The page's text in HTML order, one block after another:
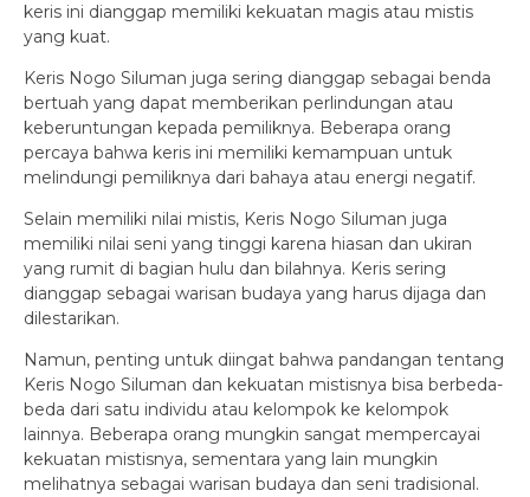
keris ini dianggap memiliki kekuatan magis atau mistis
yang kuat.
Keris Nogo Siluman juga sering dianggap sebagai benda
bertuah yang dapat memberikan perlindungan atau
keberuntungan kepada pemiliknya. Beberapa orang
percaya bahwa keris ini memiliki kemampuan untuk
melindungi pemiliknya dari bahaya atau energi negatif.
Selain memiliki nilai mistis, Keris Nogo Siluman juga
memiliki nilai seni yang tinggi karena hiasan dan ukiran
yang rumit di bagian hulu dan bilahnya. Keris sering
dianggap sebagai warisan budaya yang harus dijaga dan
dilestarikan.
Namun, penting untuk diingat bahwa pandangan tentang
Keris Nogo Siluman dan kekuatan mistisnya bisa berbeda-
beda dari satu individu atau kelompok ke kelompok
lainnya. Beberapa orang mungkin sangat mempercayai
kekuatan mistisnya, sementara yang lain mungkin
melihatnya sebagai warisan budaya dan seni tradisional.